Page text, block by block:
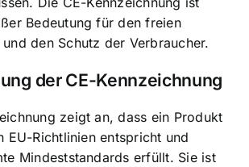
Bedeutung für den freien
den Schutz der Verbraucher.
der CE-Kennzeichnung
zeigt an, dass ein Produkt
EU-Richtlinien entspricht und
Mindeststandards erfüllt. Sie ist